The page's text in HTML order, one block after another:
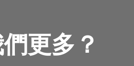
更多？